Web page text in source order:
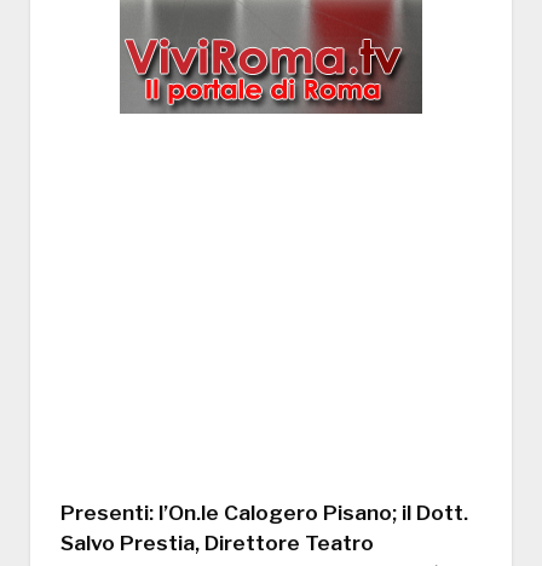
Presenti: l’On.le Calogero Pisano; il Dott.
Salvo Prestia, Direttore Teatro